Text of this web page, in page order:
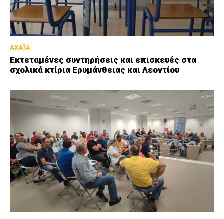
ΑΧΑΪΑ
Εκτεταμένες συντηρήσεις και επισκευές στα
σχολικά κτίρια Ερυμάνθειας και Λεοντίου